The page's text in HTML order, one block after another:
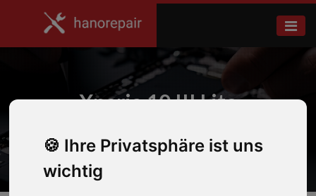
Ihre Privatsphäre ist uns
wichtig
Xperia 10 III Lite
Home Sony